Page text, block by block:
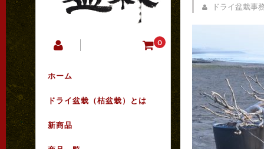
0
ホーム
ドライ盆栽（枯盆栽）とは
新商品
ドライ盆栽事